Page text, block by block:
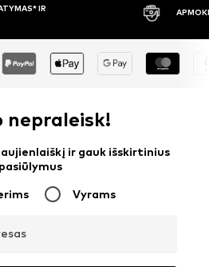
IR
nepraleisk!
ir gauk išskirtinius
pasiūlymus
Vyrams